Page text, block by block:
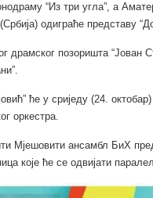
“Из три угла”, а
одиграће представу
драмског позоришта “Јован
ће у сриједу (24.
оркестра.
Мјешовити ансамбл БиХ
које ће се одвијати